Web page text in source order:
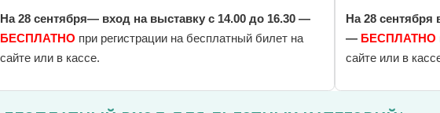
На 28 сентября— вход на выставку с 14.00 до 16.30 —
БЕСПЛАТНО при регистрации на бесплатный билет на
сайте или в кассе.
На 28 сентября
— БЕСПЛАТНО
сайте или в